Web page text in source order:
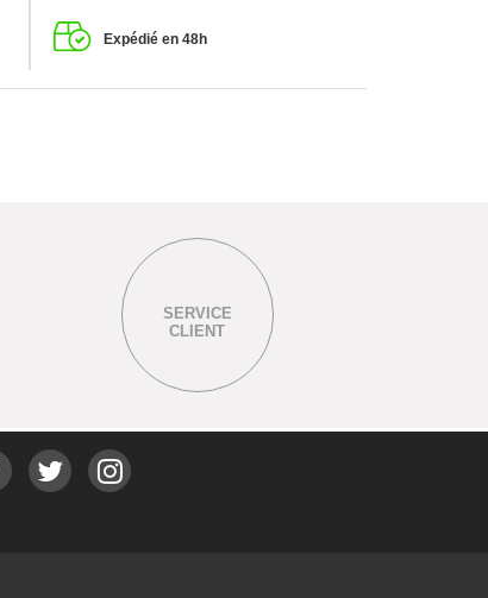
Expédié en 48h
SERVICE
CLIENT